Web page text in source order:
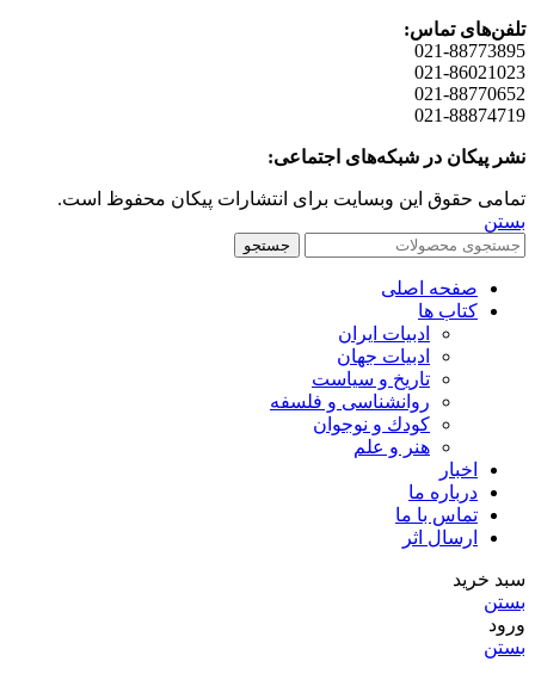
تلفن‌های تماس:
021-88773895
021-86021023
021-88770652
021-88874719
نشر پیکان در شبکه‌های اجتماعی:
تمامی حقوق این وبسایت برای انتشارات پیکان محفوظ است.
بستن
جستجو
صفحه اصلی
کتاب ها
ادبیات ایران
ادبیات جهان
تاریخ و سیاست
روانشناسی و فلسفه
کودك و نوجوان
هنر و علم
اخبار
درباره ما
تماس با ما
ارسال اثر
سبد خرید
بستن
ورود
بستن